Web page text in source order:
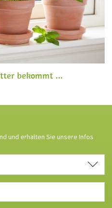
bekommt ...
und erhalten Sie unsere Infos